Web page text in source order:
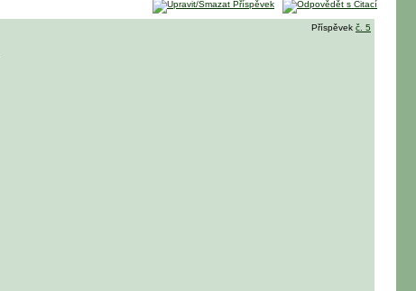
Příspěvek č. 5